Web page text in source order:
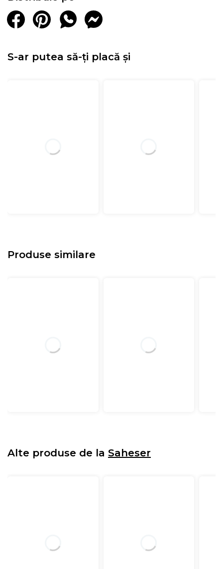
S-ar putea să-ți placă și
Produse similare
Alte produse de la Saheser